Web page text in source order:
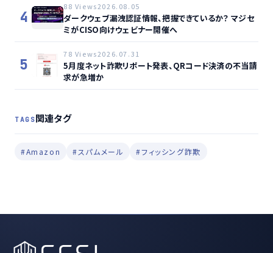
4
88 Views2026.08.05
ダークウェブ漏洩認証情報、把握できているか？ マジセ
ミがCISO向けウェビナー開催へ
5
78 Views2026.07.31
5月度ネット詐欺リポート発表、QRコード決済の不当請
求が急増か
TAGS関連タグ
#Amazon #スパムメール #フィッシング詐欺